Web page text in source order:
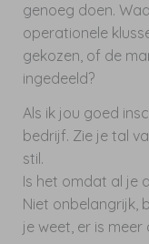
genoeg doen.
operationele
gekozen, of de
ingedeeld?
Als ik jou goed
bedrijf. Zie je tal
stil.
Is het omdat al je
Niet onbelangrijk,
je weet, er is meer